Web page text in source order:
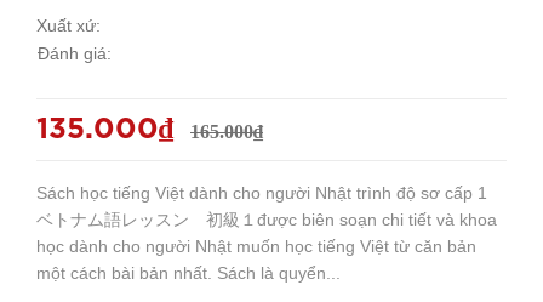
Xuất xứ:
Đánh giá:
135.000₫ 165.000₫
Sách học tiếng Việt dành cho người Nhật trình độ sơ cấp 1
ベトナム語レッスン 初級１được biên soạn chi tiết và khoa
học dành cho người Nhật muốn học tiếng Việt từ căn bản
một cách bài bản nhất. Sách là quyển...